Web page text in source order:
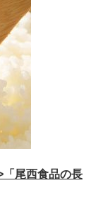
尾西食品の長